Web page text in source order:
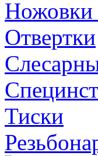
Ножовки
Отвертки
Тиски